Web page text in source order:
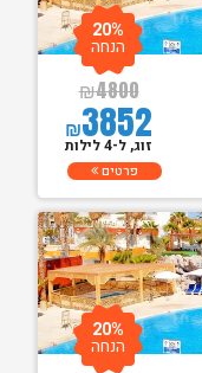
₪4800
₪3852
20%
הנחה
זוג, ל-4 לילות
פרטים
20%
הנחה